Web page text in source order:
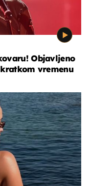
Objavljeno
vremenu